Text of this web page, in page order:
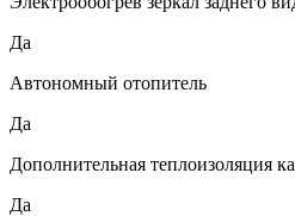
Да
Автономный отопитель
Да
Дополнительная теплоизоляция
Да